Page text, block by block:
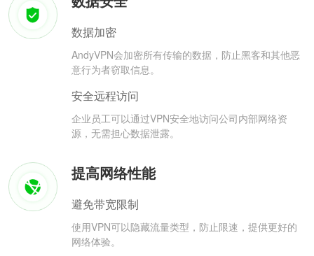
数据加密
AndyVPN会加密所有传输的数据，防止黑客和其他恶
意行为者窃取信息。
安全远程访问
企业员工可以通过VPN安全地访问公司内部网络资
源，无需担心数据泄露。
提高网络性能
避免带宽限制
使用VPN可以隐藏流量类型，防止限速，提供更好的
网络体验。